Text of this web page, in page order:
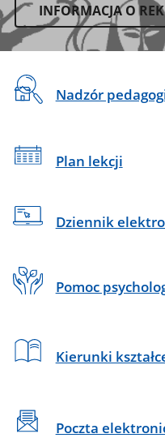
INFORMACJA O
CSS
do
sekcji
Banner
reklamowy
Na
skróty
Nadzór
Plan lekcji
Dziennik
Pomoc
Kierunki
Poczta